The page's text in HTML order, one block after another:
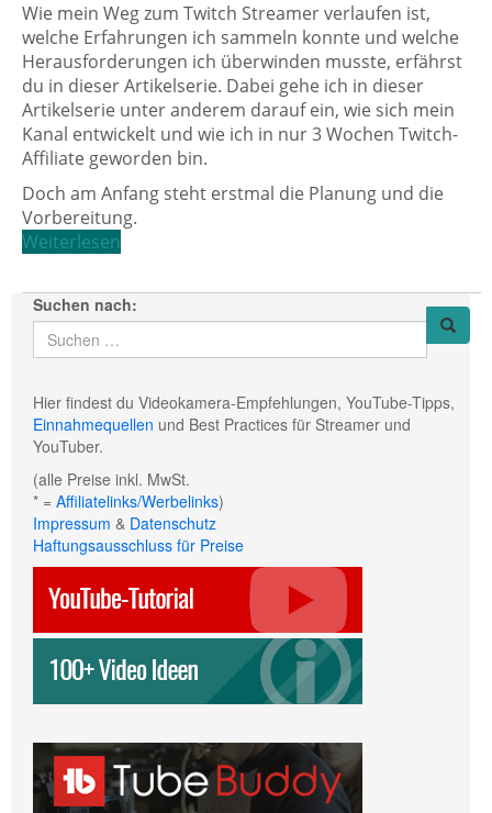
Wie mein Weg zum Twitch Streamer verlaufen ist,
welche Erfahrungen ich sammeln konnte und welche
Herausforderungen ich überwinden musste, erfährst
du in dieser Artikelserie. Dabei gehe ich in dieser
Artikelserie unter anderem darauf ein, wie sich mein
Kanal entwickelt und wie ich in nur 3 Wochen Twitch-
Affiliate geworden bin.
Doch am Anfang steht erstmal die Planung und die
Vorbereitung.
Weiterlesen
Suchen nach:
Hier findest du Videokamera-Empfehlungen, YouTube-Tipps,
Einnahmequellen und Best Practices für Streamer und
YouTuber.
(alle Preise inkl. MwSt.
* = Affiliatelinks/Werbelinks)
Impressum & Datenschutz
Haftungsausschluss für Preise